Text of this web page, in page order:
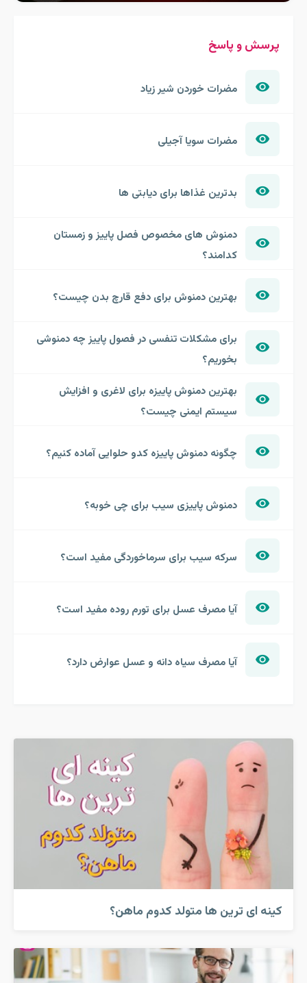
پرسش و پاسخ
مضرات خوردن شیر زیاد
مضرات سویا آجیلی
بدترین غذاها برای دیابتی ها
دمنوش های مخصوص فصل پاییز و زمستان
کدامند؟
بهترین دمنوش برای دفع قارچ بدن چیست؟
برای مشکلات تنفسی در فصول پاییز چه دمنوشی
بخوریم؟
بهترین دمنوش پاییزه برای لاغری و افزایش
سیستم ایمنی چیست؟
چگونه دمنوش پاییزه کدو حلوایی آماده کنیم؟
دمنوش پاییزی سیب برای چی خوبه؟
سرکه سیب برای سرماخوردگی مفید است؟
آیا مصرف عسل برای تورم روده مفید است؟
آیا مصرف سیاه دانه و عسل عوارض دارد؟
کینه ای ترین ها متولد کدوم ماهن؟